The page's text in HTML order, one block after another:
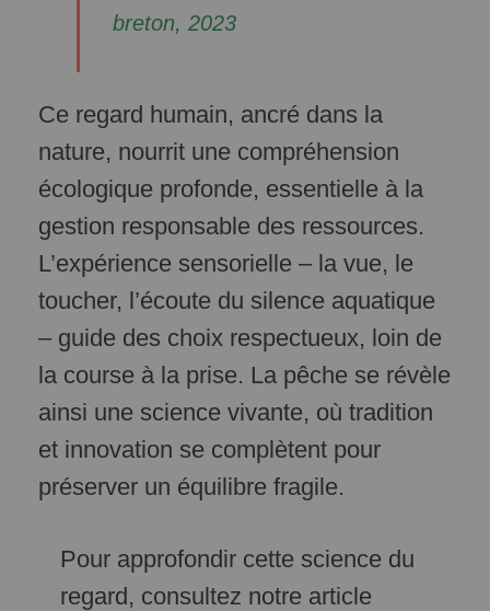
breton, 2023
Ce regard humain, ancré dans la
nature, nourrit une compréhension
écologique profonde, essentielle à la
gestion responsable des ressources.
L’expérience sensorielle – la vue, le
toucher, l’écoute du silence aquatique
– guide des choix respectueux, loin de
la course à la prise. La pêche se révèle
ainsi une science vivante, où tradition
et innovation se complètent pour
préserver un équilibre fragile.
Pour approfondir cette science du
regard, consultez notre article